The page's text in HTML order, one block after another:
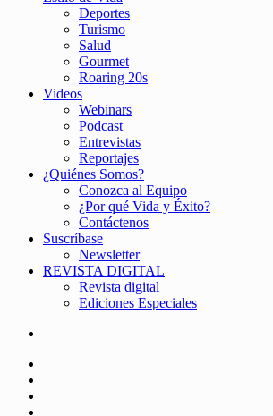
Deportes
Turismo
Salud
Gourmet
Roaring 20s
Videos
Webinars
Podcast
Entrevistas
Reportajes
¿Quiénes Somos?
Conozca al Equipo
¿Por qué Vida y Éxito?
Contáctenos
Suscríbase
Newsletter
REVISTA DIGITAL
Revista digital
Ediciones Especiales